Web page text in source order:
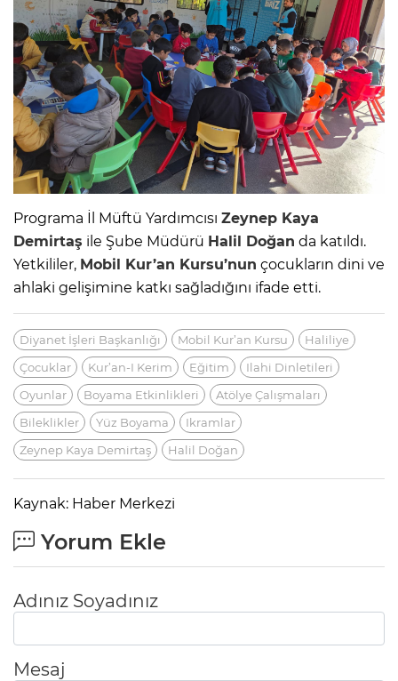
Programa İl Müftü Yardımcısı Zeynep Kaya
Demirtaş ile Şube Müdürü Halil Doğan da katıldı.
Yetkililer, Mobil Kur’an Kursu’nun çocukların dini ve
ahlaki gelişimine katkı sağladığını ifade etti.
Diyanet İşleri Başkanlığı Mobil Kur’an Kursu
Haliliye
Çocuklar
Kur’an-I Kerim Eğitim
Ilahi Dinletileri
Oyunlar
Boyama Etkinlikleri
Atölye Çalışmaları
Bileklikler
Yüz Boyama
Ikramlar
Zeynep Kaya Demirtaş
Halil Doğan
Kaynak: Haber Merkezi
Yorum Ekle
Adınız Soyadınız
Mesaj